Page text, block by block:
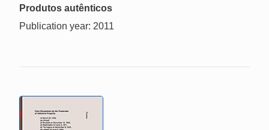
Produtos autênticos
Publication year: 2011